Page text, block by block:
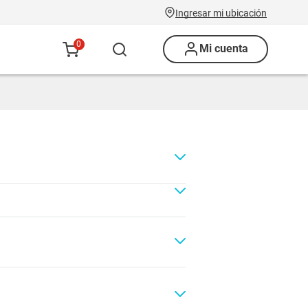
Ingresar mi ubicación
0 Mi cuenta